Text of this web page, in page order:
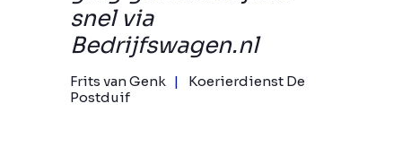
snel via
Bedrijfswagen.nl
Frits van Genk
Koerierdienst De
Postduif